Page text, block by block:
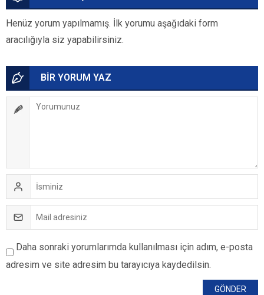
Henüz yorum yapılmamış. İlk yorumu aşağıdaki form
aracılığıyla siz yapabilirsiniz.
BİR YORUM YAZ
Daha sonraki yorumlarımda kullanılması için adım, e-posta
adresim ve site adresim bu tarayıcıya kaydedilsin.